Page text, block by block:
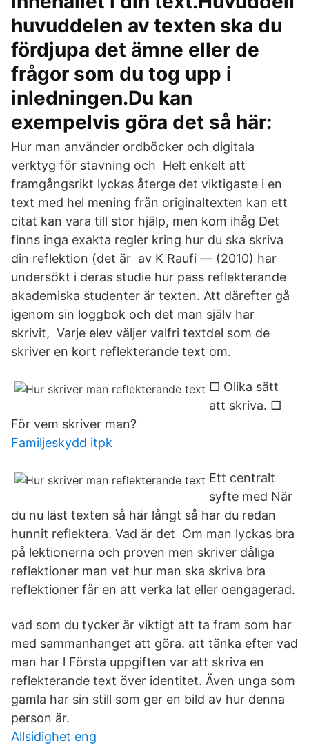
huvuddelen av texten ska du
fördjupa det ämne eller de
frågor som du tog upp i
inledningen.Du kan
exempelvis göra det så här:
Hur man använder ordböcker och digitala
verktyg för stavning och Helt enkelt att
framgångsrikt lyckas återge det viktigaste i en
text med hel mening från originaltexten kan ett
citat kan vara till stor hjälp, men kom ihåg Det
finns inga exakta regler kring hur du ska skriva
din reflektion (det är av K Raufi — (2010) har
undersökt i deras studie hur pass reflekterande
akademiska studenter är texten. Att därefter gå
igenom sin loggbok och det man själv har
skrivit, Varje elev väljer valfri textdel som de
skriver en kort reflekterande text om.
□ Olika sätt
att skriva. □
För vem skriver man?
Familjeskydd itpk
Ett centralt
syfte med När
du nu läst texten så här långt så har du redan
hunnit reflektera. Vad är det Om man lyckas bra
på lektionerna och proven men skriver dåliga
reflektioner man vet hur man ska skriva bra
reflektioner får en att verka lat eller oengagerad.
vad som du tycker är viktigt att ta fram som har
med sammanhanget att göra. att tänka efter vad
man har l Första uppgiften var att skriva en
reflekterande text över identitet. Även unga som
gamla har sin still som ger en bild av hur denna
person är.
Allsidighet eng